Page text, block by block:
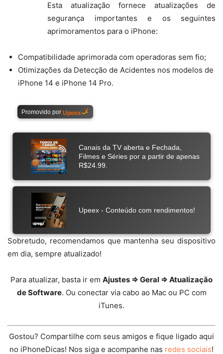
Esta atualização fornece atualizações de
segurança importantes e os seguintes
aprimoramentos para o iPhone:
Compatibilidade aprimorada com operadoras sem fio;
Otimizações da Detecção de Acidentes nos modelos de
iPhone 14 e iPhone 14 Pro.
Sobretudo, recomendamos que mantenha seu dispositivo
em dia, sempre atualizado!
Para atualizar, basta ir em Ajustes ⇒ Geral ⇒ Atualização
de Software. Ou conectar via cabo ao Mac ou PC com
iTunes.
Gostou? Compartilhe com seus amigos e fique ligado aqui
no iPhoneDicas! Nos siga e acompanhe nas redes sociais!